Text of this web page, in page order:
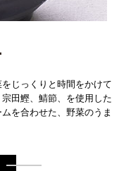
じっくりと時間をかけて
田鰹、鯖節、を使用した
を合わせた、野菜のうま